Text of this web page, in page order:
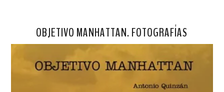
OBJETIVO MANHATTAN. FOTOGRAFÍAS